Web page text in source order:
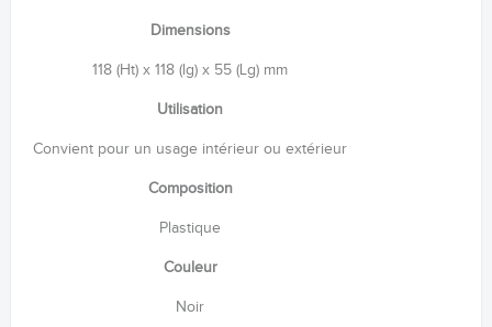
Dimensions
118 (Ht) x 118 (lg) x 55 (Lg) mm
Utilisation
Convient pour un usage intérieur ou extérieur
Composition
Plastique
Couleur
Noir